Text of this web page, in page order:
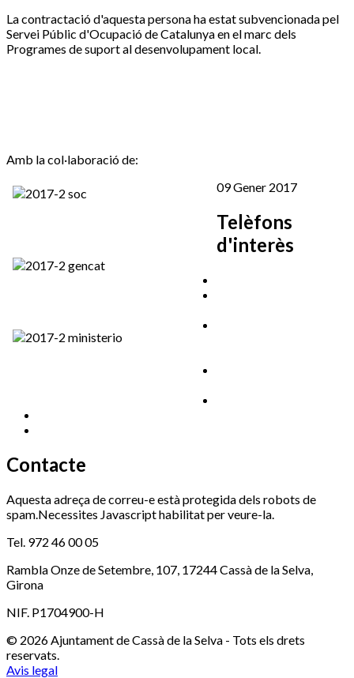
La contractació d'aquesta persona ha estat subvencionada pel
Servei Públic d'Ocupació de Catalunya en el marc dels
Programes de suport al desenvolupament local.
Amb la col·laboració de:
09 Gener 2017
Telèfons
d'interès
Contacte
Aquesta adreça de correu-e està protegida dels robots de
spam.Necessites Javascript habilitat per veure-la.
Tel. 972 46 00 05
Rambla Onze de Setembre, 107, 17244 Cassà de la Selva,
Girona
NIF. P1704900-H
© 2026 Ajuntament de Cassà de la Selva - Tots els drets
reservats.
Avis legal